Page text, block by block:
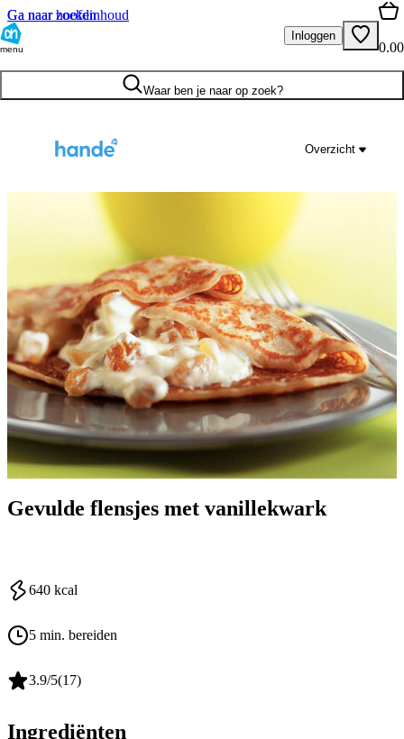
Ga naar hoofdinhoud
Ga naar zoeken
menu
Inloggen
0.00
Waar ben je naar op zoek?
Overzicht
Gevulde flensjes met vanillekwark
640 kcal
5 min. bereiden
3.9/5(17)
Ingrediënten